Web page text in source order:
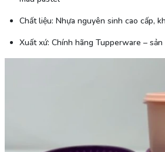
Chất liệu: Nhựa nguyên sinh cao cấp,
Xuất xứ: Chính hãng Tupperware – sản